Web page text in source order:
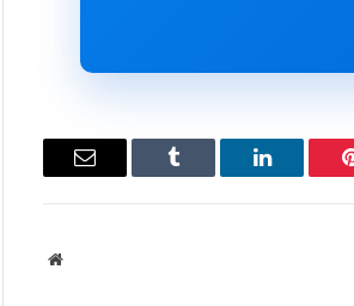
بينتيريستلينكدإن Tumblr
البريد
موقع